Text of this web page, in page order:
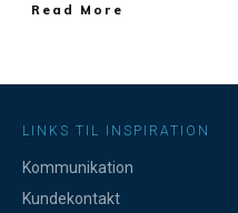
​Read More
LINKS TIL INSPIRATION
Kommunikation
Kundekontakt